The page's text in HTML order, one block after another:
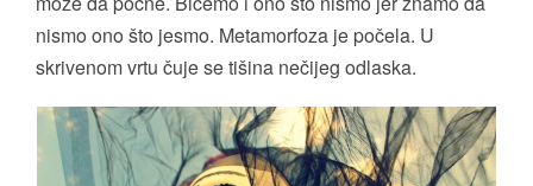
nismo ono što jesmo. Metamorfoza je počela. U
skrivenom vrtu čuje se tišina nečijeg odlaska.